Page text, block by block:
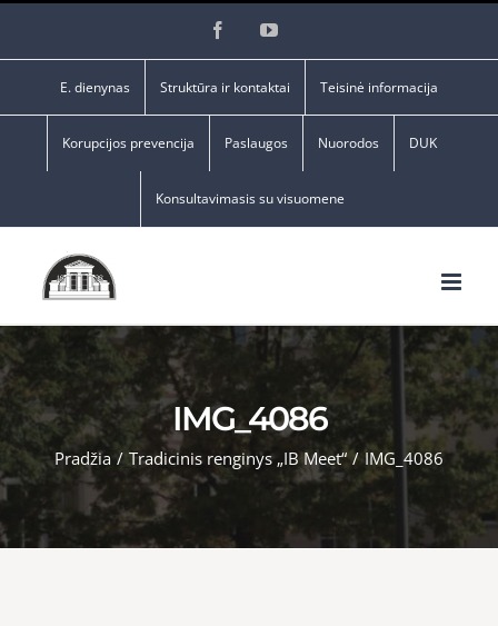
FacebookYouTube
E. dienynas Struktūra ir kontaktai Teisinė informacija
Korupcijos prevencija Paslaugos Nuorodos DUK
Konsultavimasis su visuomene
IMG_4086
Pradžia / Tradicinis renginys „IB Meet“ / IMG_4086